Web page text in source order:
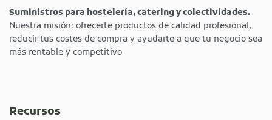
Suministros para hostelería, catering y colectividades.
Nuestra misión: ofrecerte productos de calidad profesional,
reducir tus costes de compra y ayudarte a que tu negocio sea
más rentable y competitivo
Recursos